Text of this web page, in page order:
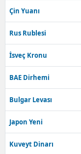
Çin Yuanı
Rus Rublesi
İsveç Kronu
BAE Dirhemi
Bulgar Levası
Japon Yeni
Kuveyt Dinarı